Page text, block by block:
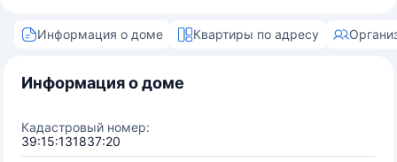
Информация о доме Квартиры по адресу
Информация о доме
Кадастровый номер:
39:15:131837:20